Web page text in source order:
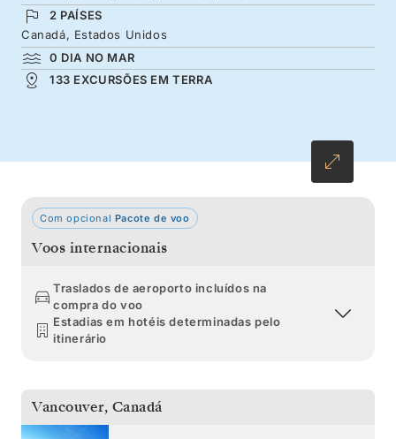
Glaciar Hubbard. Desde a história da corrida
ao ouro às cúpulas em forma de cebola das
igrejas ortodoxas e às ilhas serenas onde
águias esvoaçam, desfrute de tudo o que o
2 PAÍSES
Canadá, Estados Unidos
0 DIA NO MAR
133 EXCURSÕES EM TERRA
Com opcional Pacote de voo
Voos internacionais
Traslados de aeroporto incluídos na
compra do voo
Estadias em hotéis determinadas pelo
itinerário
Vancouver, Canadá